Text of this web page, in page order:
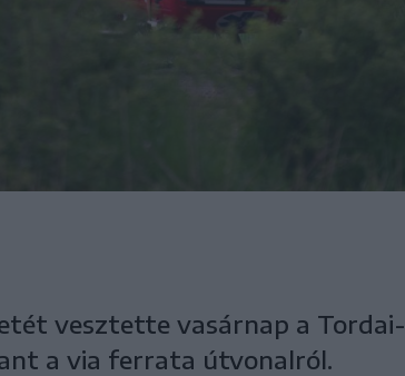
vesztette vasárnap a Tordai-
a via ferrata útvonalról.